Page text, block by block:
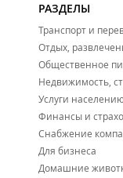
РАЗДЕЛЫ
Транспорт и
Отдых,
Общественное
Недвижимость,
Услуги
Финансы и
Снабжение
Для бизнеса
Домашние